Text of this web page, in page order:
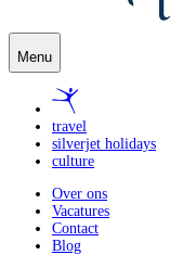
Menu
travel
silverjet holidays
culture
Over ons
Vacatures
Contact
Blog